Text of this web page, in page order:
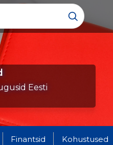
Eesti
Finantsid Kohustused